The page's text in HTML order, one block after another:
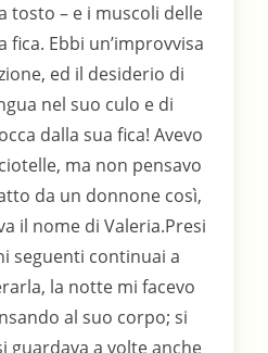
tosto – e i muscoli delle
fica. Ebbi un’improvvisa
ed il desiderio di
nel suo culo e di
dalla sua fica! Avevo
ma non pensavo
da un donnone così,
il nome di Valeria.Presi
seguenti continuai a
la notte mi facevo
al suo corpo; si
guardava a volte anche